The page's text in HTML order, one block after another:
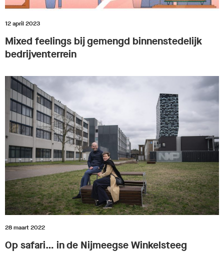
12 april 2023
Mixed feelings bij gemengd binnenstedelijk
bedrijventerrein
28 maart 2022
Op safari… in de Nijmeegse Winkelsteeg